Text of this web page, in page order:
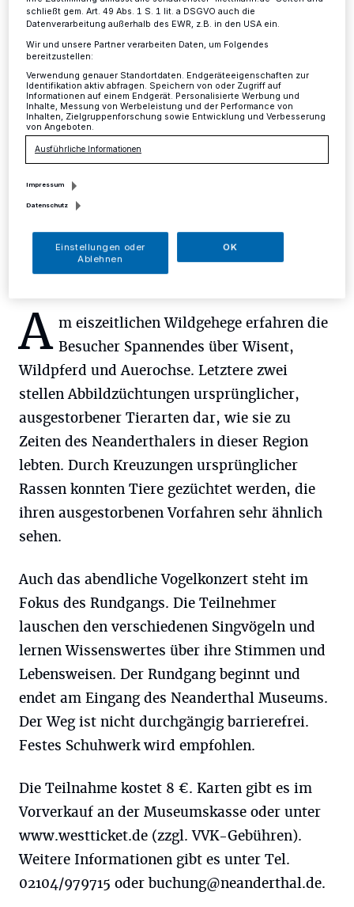
Kreis· "Tierwelt im Neandertal" lautet der Titel eines
Abendrundgangs rund um das eizeitliche Wildgehege
am Freitag, 15. September. Von 18 bis 20 Uhr begeben
sich die Teilnehmer mit der Biologin Sabine Aschemeier
auf einen Spaziergang durch die abwechslungsreiche
Landschaft eines der ältesten Naturschutzgebiete
Deutschlands.
A m eiszeitlichen Wildgehege erfahren die
Besucher Spannendes über Wisent,
Wildpferd und Auerochse. Letztere zwei
stellen Abbildzüchtungen ursprünglicher,
ausgestorbener Tierarten dar, wie sie zu
Zeiten des Neanderthalers in dieser Region
lebten. Durch Kreuzungen ursprünglicher
Rassen konnten Tiere gezüchtet werden, die
ihren ausgestorbenen Vorfahren sehr ähnlich
sehen.
Auch das abendliche Vogelkonzert steht im
Fokus des Rundgangs. Die Teilnehmer
lauschen den verschiedenen Singvögeln und
lernen Wissenswertes über ihre Stimmen und
Lebensweisen. Der Rundgang beginnt und
endet am Eingang des Neanderthal Museums.
Der Weg ist nicht durchgängig barrierefrei.
Festes Schuhwerk wird empfohlen.
Die Teilnahme kostet 8 €. Karten gibt es im
Vorverkauf an der Museumskasse oder unter
www.westticket.de (zzgl. VVK-Gebühren).
Weitere Informationen gibt es unter Tel.
02104/979715 oder buchung@neanderthal.de.
schließt gem. Art. 49 Abs. 1 S. 1 lit. a DSGVO auch die
Datenverarbeitung außerhalb des EWR, z.B. in den USA ein.
Wir und unsere Partner verarbeiten Daten, um Folgendes
bereitzustellen:
Verwendung genauer Standortdaten. Endgeräteeigenschaften zur
Identifikation aktiv abfragen. Speichern von oder Zugriff auf
Informationen auf einem Endgerät. Personalisierte Werbung und
Inhalte, Messung von Werbeleistung und der Performance von
Inhalten, Zielgruppenforschung sowie Entwicklung und Verbesserung
von Angeboten.
Ausführliche Informationen
Impressum
Datenschutz
Einstellungen oder
Ablehnen
OK